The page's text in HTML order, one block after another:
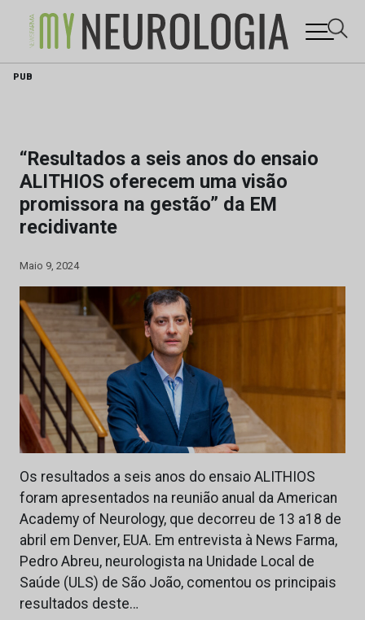
Skip
PUB
“Resultados a seis anos do ensaio
ALITHIOS oferecem uma visão
promissora na gestão” da EM
recidivante
Maio 9, 2024
Os resultados a seis anos do ensaio ALITHIOS
foram apresentados na reunião anual da American
Academy of Neurology, que decorreu de 13 a18 de
abril em Denver, EUA. Em entrevista à News Farma,
Pedro Abreu, neurologista na Unidade Local de
Saúde (ULS) de São João, comentou os principais
resultados deste…